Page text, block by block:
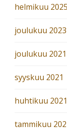
helmikuu 2025
joulukuu 2023
joulukuu 2021
syyskuu 2021
huhtikuu 2021
tammikuu